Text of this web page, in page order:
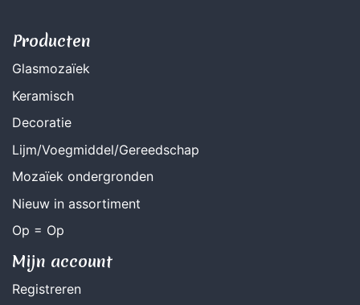
Producten
Glasmozaïek
Keramisch
Decoratie
Lijm/Voegmiddel/Gereedschap
Mozaïek ondergronden
Nieuw in assortiment
Op = Op
Mijn account
Registreren